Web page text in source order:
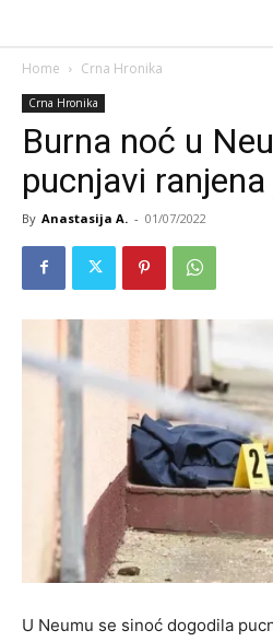
Home Crna Hronika
Crna Hronika
Burna noć u
pucnjavi
By Anastasija A. - 01/07/2022
U Neumu se sinoć dogodila